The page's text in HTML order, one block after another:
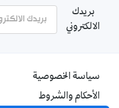
بريدك
الالكتروني
سياسة الخصوصية
الأحكام والشروط